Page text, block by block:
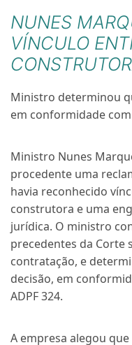
NUNES
VÍNCULO
Ministro determinou
em conformidade
Ministro Nunes
procedente uma
havia reconhecido
construtora e uma
jurídica. O ministro
precedentes da Corte
contratação, e
decisão, em
ADPF 324.
A empresa alegou